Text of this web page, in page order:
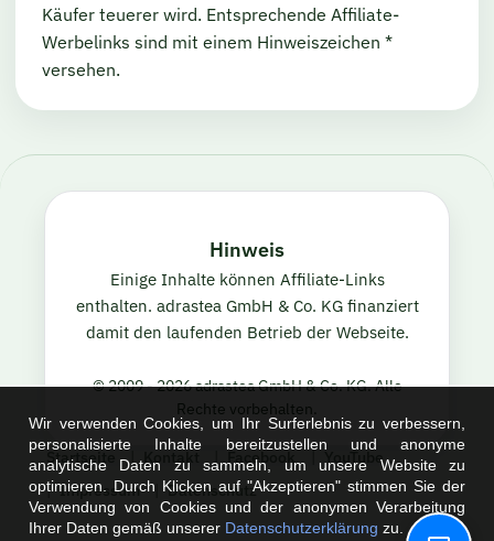
Käufer teuerer wird. Entsprechende Affiliate-
Werbelinks sind mit einem Hinweiszeichen *
versehen.
Hinweis
Einige Inhalte können Affiliate-Links
enthalten. adrastea GmbH & Co. KG finanziert
damit den laufenden Betrieb der Webseite.
© 2009 - 2026 adrastea GmbH & Co. KG. Alle
Rechte vorbehalten.
Startseite Facebook
YouTube
Impressum
Datenschutz
Wir verwenden Cookies, um Ihr Surferlebnis zu verbessern,
personalisierte Inhalte bereitzustellen und anonyme
analytische Daten zu sammeln, um unsere Website zu
optimieren. Durch Klicken auf "Akzeptieren" stimmen Sie der
Verwendung von Cookies und der anonymen Verarbeitung
Ihrer Daten gemäß unserer Datenschutzerklärung zu.